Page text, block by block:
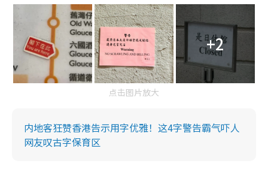
+2
点击图片放大
内地客狂赞香港告示用字优雅！这4字警告霸气吓人
网友叹古字保育区